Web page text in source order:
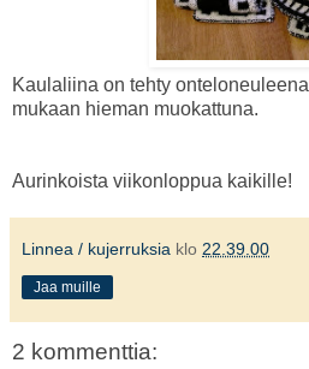
Kaulaliina on tehty onteloneuleena
mukaan hieman muokattuna.
Aurinkoista viikonloppua kaikille!
Linnea / kujerruksia klo 22.39.00
Jaa muille
2 kommenttia: